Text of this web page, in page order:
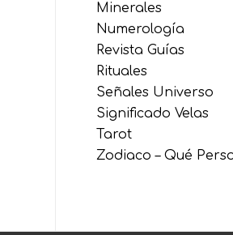
Minerales
Numerología
Revista Guías
Rituales
Señales Universo
Significado Velas
Tarot
Zodiaco – Qué